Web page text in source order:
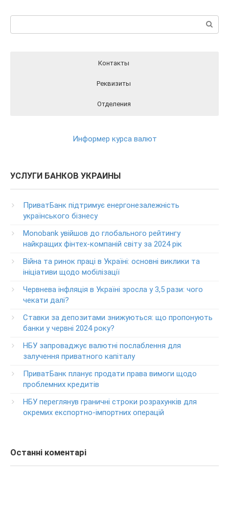
Пошук:
Контакты
Реквизиты
Отделения
Круглосуточный телефон поддержки клиентов
(Бесплатно с мобильных в пределах Украины)
+38-056-716-11-31
клиентов ПриватБанка
Колл центр: 3700
Круглосуточный телефон поддержки VIP­-клиентов
ПриватБанка
+38-056-716-12-12
+38-073-900-00-02
Круглосуточный телефон поддержки владельцев карт
класса GOLD
Круглосуточный телефон поддержки обслуживания
0-800-500-030
0-800-500-804
Информер курса валют
УСЛУГИ БАНКОВ УКРАИНЫ
ПриватБанк підтримує енергонезалежність
українського бізнесу
Monobank увійшов до глобального рейтингу
найкращих фінтех-компаній світу за 2024 рік
Війна та ринок праці в Україні: основні виклики та
ініціативи щодо мобілізації
Червнева інфляція в Україні зросла у 3,5 рази: чого
чекати далі?
Ставки за депозитами знижуються: що пропонують
банки у червні 2024 року?
НБУ запроваджує валютні послаблення для
залучення приватного капіталу
ПриватБанк планує продати права вимоги щодо
проблемних кредитів
НБУ переглянув граничні строки розрахунків для
окремих експортно-імпортних операцій
Останні коментарі